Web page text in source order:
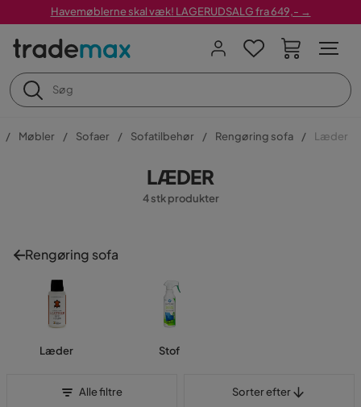
Havemøblerne skal væk! LAGERUDSALG fra 649,- →
Møbler Sofaer Sofatilbehør Rengøring sofa Læder
LÆDER
4 stk produkter
Rengøring sofa
Læder Stof
Alle filtre Sorter efter